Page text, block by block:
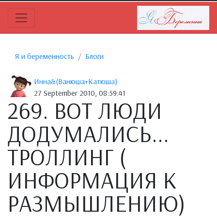
Я и беременность Блоги
Инна&(Ванюша+Катюша)
27 September 2010, 08:59:41
269. ВОТ ЛЮДИ
ДОДУМАЛИСЬ...
ТРОЛЛИНГ (
ИНФОРМАЦИЯ К
РАЗМЫШЛЕНИЮ)